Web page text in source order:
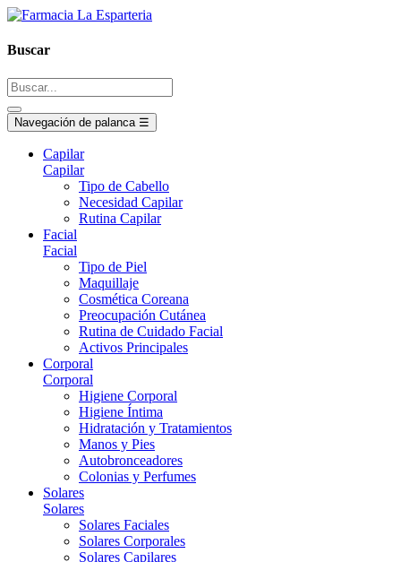
Buscar
Navegación de palanca ☰
Capilar
Capilar
Tipo de Cabello
Necesidad Capilar
Rutina Capilar
Facial
Facial
Tipo de Piel
Maquillaje
Cosmética Coreana
Preocupación Cutánea
Rutina de Cuidado Facial
Activos Principales
Corporal
Corporal
Higiene Corporal
Higiene Íntima
Hidratación y Tratamientos
Manos y Pies
Autobronceadores
Colonias y Perfumes
Solares
Solares
Solares Faciales
Solares Corporales
Solares Capilares